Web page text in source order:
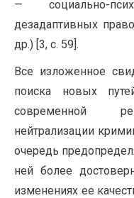
— социально-
дезадаптивных
др.) [3, с. 59].
Все изложенное
поиска новых
современной
нейтрализации
очередь
ней более
изменениях ее